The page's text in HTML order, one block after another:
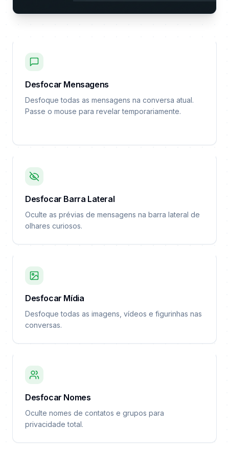
Desfocar Mensagens
Desfoque todas as mensagens na conversa atual.
Passe o mouse para revelar temporariamente.
Desfocar Barra Lateral
Oculte as prévias de mensagens na barra lateral de
olhares curiosos.
Desfocar Mídia
Desfoque todas as imagens, vídeos e figurinhas nas
conversas.
Desfocar Nomes
Oculte nomes de contatos e grupos para
privacidade total.